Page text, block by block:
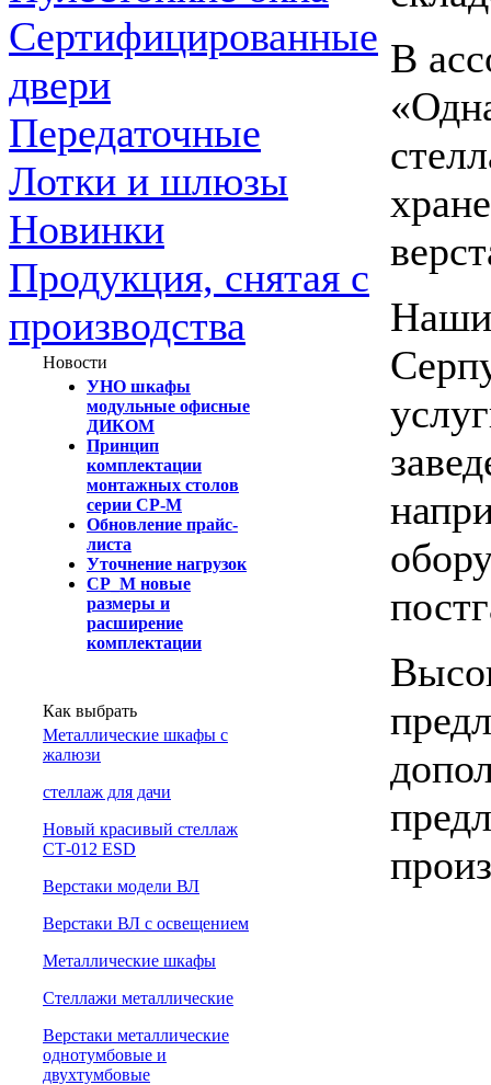
Сертифицированные
двери
Передаточные
Лотки и шлюзы
Новинки
Продукция, снятая с
производства
Новости
УНО шкафы
модульные офисные
ДИКОМ
Принцип
комплектации
монтажных столов
серии СР-М
Обновление прайс-
листа
Уточнение нагрузок
СР_М новые
размеры и
расширение
комплектации
Как выбрать
Металлические шкафы с
жалюзи
cтеллаж для дачи
Новый красивый стеллаж
СТ-012 ESD
Верстаки модели ВЛ
Верстаки ВЛ с освещением
Металлические шкафы
Стеллажи металлические
Верстаки металлические
однотумбовые и
двухтумбовые
В